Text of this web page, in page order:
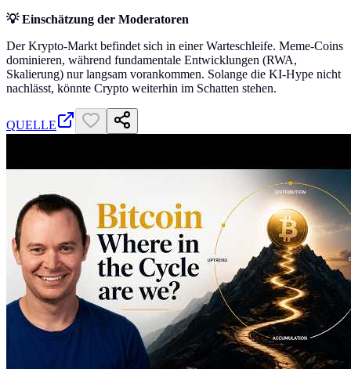
💡 Einschätzung der Moderatoren
Der Krypto-Markt befindet sich in einer Warteschleife. Meme-Coins
dominieren, während fundamentale Entwicklungen (RWA,
Skalierung) nur langsam vorankommen. Solange die KI-Hype nicht
nachlässt, könnte Crypto weiterhin im Schatten stehen.
QUELLE